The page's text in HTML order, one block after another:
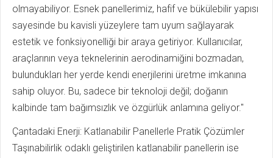
olmayabiliyor. Esnek panellerimiz, hafif ve bükülebilir yapısı
sayesinde bu kavisli yüzeylere tam uyum sağlayarak
estetik ve fonksiyonelliği bir araya getiriyor. Kullanıcılar,
araçlarının veya teknelerinin aerodinamiğini bozmadan,
bulundukları her yerde kendi enerjilerini üretme imkanına
sahip oluyor. Bu, sadece bir teknoloji değil; doğanın
kalbinde tam bağımsızlık ve özgürlük anlamına geliyor."
Çantadaki Enerji: Katlanabilir Panellerle Pratik Çözümler
Taşınabilirlik odaklı geliştirilen katlanabilir panellerin ise